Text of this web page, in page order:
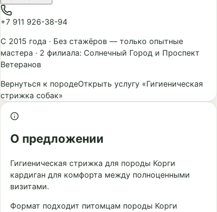
+7 911 926-38-94
С 2015 года · Без стажёров — только опытные
мастера · 2 филиала: Солнечный Город и Проспект
Ветеранов
Вернуться к породеОткрыть услугу «Гигиеническая
стрижка собак»
О предложении
Гигиеническая стрижка для породы Корги
кардиган для комфорта между полноценными
визитами.
Формат подходит питомцам породы Корги